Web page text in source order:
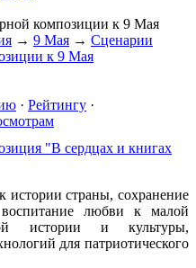
композиции к 9 Мая
→ 9 Мая → Сценарии
к 9 Мая
· Рейтингу ·
"В сердцах и книгах
страны, сохранение
любви к малой
истории и культуры,
для патриотического